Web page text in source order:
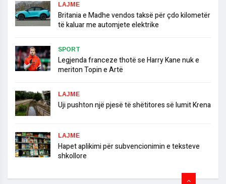
LAJME
Britania e Madhe vendos taksë për çdo kilometër
të kaluar me automjete elektrike
SPORT
Legjenda franceze thotë se Harry Kane nuk e
meriton Topin e Artë
LAJME
Uji pushton një pjesë të shëtitores së lumit Krena
LAJME
Hapet aplikimi për subvencionimin e teksteve
shkollore